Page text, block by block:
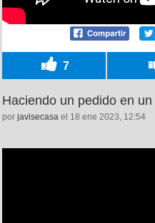
7
Haciendo un pedido en
por javisecasa el 18 ene 2023, 12:54